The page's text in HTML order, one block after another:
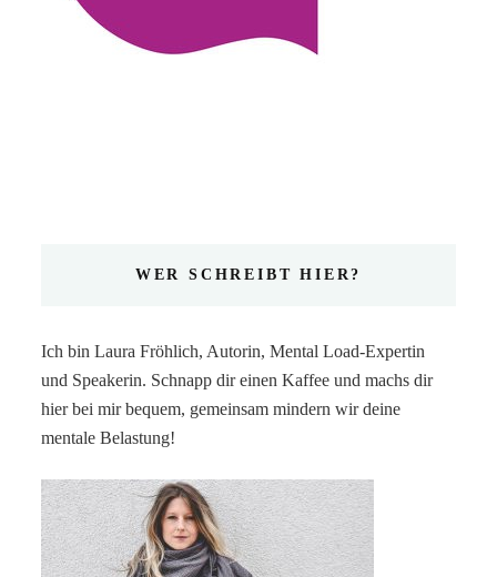
WER SCHREIBT HIER?
Ich bin Laura Fröhlich, Autorin, Mental Load-Expertin
und Speakerin. Schnapp dir einen Kaffee und machs dir
hier bei mir bequem, gemeinsam mindern wir deine
mentale Belastung!